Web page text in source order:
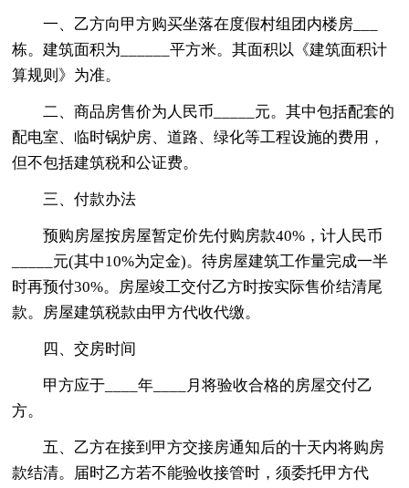
一、乙方向甲方购买坐落在度假村组团内楼房___
栋。建筑面积为______平方米。其面积以《建筑面积计
算规则》为准。
二、商品房售价为人民币_____元。其中包括配套的
配电室、临时锅炉房、道路、绿化等工程设施的费用，
但不包括建筑税和公证费。
三、付款办法
预购房屋按房屋暂定价先付购房款40%，计人民币
_____元(其中10%为定金)。待房屋建筑工作量完成一半
时再预付30%。房屋竣工交付乙方时按实际售价结清尾
款。房屋建筑税款由甲方代收代缴。
四、交房时间
甲方应于____年____月将验收合格的房屋交付乙
方。
五、乙方在接到甲方交接房通知后的十天内将购房
款结清。届时乙方若不能验收接管时，须委托甲方代